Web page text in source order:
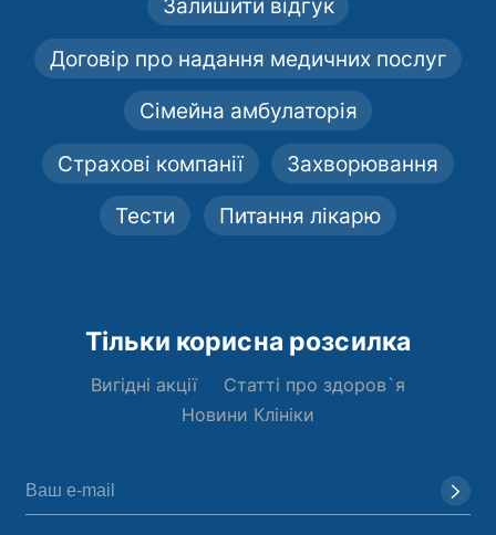
Залишити відгук
Договір про надання медичних послуг
Сімейна амбулаторія
Страхові компанії Захворювання
Тести Питання лікарю
Тільки корисна розсилка
Вигідні акції
Статті про здоров`я
Новини Клініки